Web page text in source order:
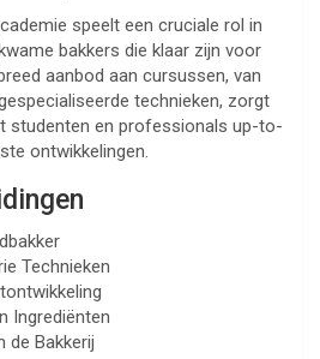
speelt een cruciale rol in
bakkers die klaar zijn voor
aanbod aan cursussen, van
technieken, zorgt
studenten en professionals up-to-
ontwikkelingen.
Technieken
Ingrediënten
de Bakkerij